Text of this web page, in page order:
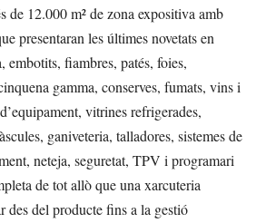
de 12.000 m² de zona expositiva amb
presentaran les últimes novetats en
fiambres, patés, foies,
gamma, conserves, fumats, vins i
vitrines refrigerades,
ganiveteria, talladores, sistemes de
neteja, seguretat, TPV i programari
de tot allò que una xarcuteria
des del producte fins a la gestió